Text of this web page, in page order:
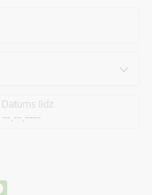
Datums līdz